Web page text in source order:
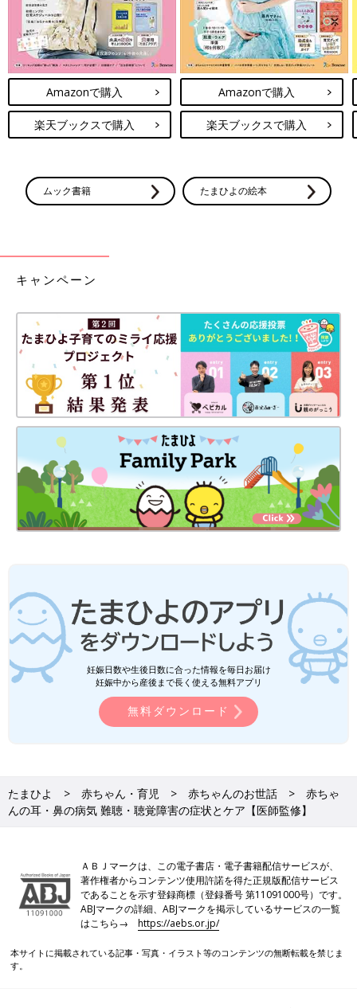
Amazonで購入
楽天ブックスで購入
Amazonで購入
楽天ブックスで購入
ムック書籍 たまひよの絵本
キャンペーン
妊娠日数や生後日数に合った情報を毎日お届け
妊娠中から産後まで長く使える無料アプリ
無料ダウンロード
たまひよ 赤ちゃん・育児 赤ちゃんのお世話
赤ちゃ
んの耳・鼻の病気 難聴・聴覚障害の症状とケア【医師監修】
ＡＢＪマークは、この電子書店・電子書籍配信サービスが、
著作権者からコンテンツ使用許諾を得た正規版配信サービス
であることを示す登録商標（登録番号 第11091000号）です。
ABJマークの詳細、ABJマークを掲示しているサービスの一覧
はこちら→https://aebs.or.jp/
本サイトに掲載されている記事・写真・イラスト等のコンテンツの無断転載を禁じま
す。